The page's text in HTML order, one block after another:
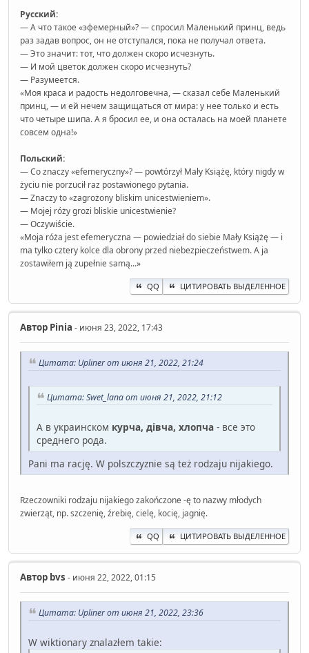
Русский:
— А что такое «эфемерный»? — спросил Маленький принц, ведь
раз задав вопрос, он не отступался, пока не получал ответа.
— Это значит: тот, что должен скоро исчезнуть.
— И мой цветок должен скоро исчезнуть?
— Разумеется.
«Моя краса и радость недолговечна, — сказал себе Маленький
принц, — и ей нечем защищаться от мира: у нее только и есть
что четыре шипа. А я бросил ее, и она осталась на моей планете
совсем одна!»
Польский:
— Co znaczy «efemeryczny»? — powtórzył Mały Książę, który nigdy w
życiu nie porzucił raz postawionego pytania.
— Znaczy to «zagrożony bliskim unicestwieniem».
— Mojej róży grozi bliskie unicestwienie?
— Oczywiście.
«Moja róża jest efemeryczna — powiedział do siebie Mały Książę — i
ma tylko cztery kolce dla obrony przed niebezpieczeństwem. A ja
zostawiłem ją zupełnie samą...»
QQ ЦИТИРОВАТЬ ВЫДЕЛЕННОЕ
Автор Pinia - июня 23, 2022, 17:43
Цитата: Upliner от июня 21, 2022, 21:24
Цитата: Swet_lana от июня 21, 2022, 21:12
А в украинском курча, дівча, хлопча - все это
среднего рода.
Pani ma rację. W polszczyznie są też rodzaju nijakiego.
Rzeczowniki rodzaju nijakiego zakończone -ę to nazwy młodych
zwierząt, np. szczenię, źrebię, cielę, kocię, jagnię.
QQ ЦИТИРОВАТЬ ВЫДЕЛЕННОЕ
Автор bvs - июня 22, 2022, 01:15
Цитата: Upliner от июня 21, 2022, 23:36
W wiktionary znalazłem takie: